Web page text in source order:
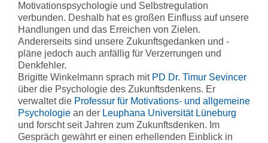
Motivationspsychologie und Selbstregulation
verbunden. Deshalb hat es großen Einfluss auf unsere
Handlungen und das Erreichen von Zielen.
Andererseits sind unsere Zukunftsgedanken und -
pläne jedoch auch anfällig für Verzerrungen und
Denkfehler.
Brigitte Winkelmann sprach mitPD Dr. Timur Sevincer
über die Psychologie des Zukunftsdenkens. Er
verwaltet die Professur für Motivations- und allgemeine
Psychologie an der Leuphana Universität Lüneburg
und forscht seit Jahren zum Zukunftsdenken. Im
Gespräch gewährt er einen erhellenden Einblick in